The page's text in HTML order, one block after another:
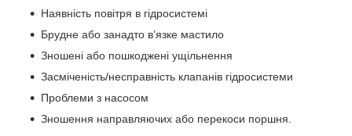
Наявність повітря в гідросистемі
Брудне або занадто в’язке мастило
Зношені або пошкоджені ущільнення
Засміченість/несправність клапанів гідросистеми
Проблеми з насосом
Зношення направляючих або перекоси поршня.